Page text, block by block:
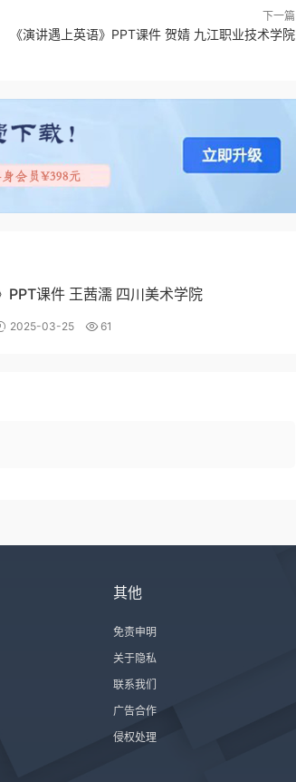
下一篇
《演讲遇上英语》PPT课件 贺婧 九江职业技术学院
PPT课件 王茜濡 四川美术学院
2025-03-25 61
其他
免责申明
关于隐私
联系我们
广告合作
侵权处理